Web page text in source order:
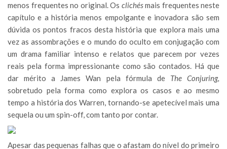
menos frequentes no original. Os clichésmais frequentes neste
capítulo e a história menos empolgante e inovadora são sem
dúvida os pontos fracos desta história que explora mais uma
vez as assombrações e o mundo do oculto em conjugação com
um drama familiar intenso e relatos que parecem por vezes
reais pela forma impressionante como são contados. Há que
dar mérito a James Wan pela fórmula de The Conjuring,
sobretudo pela forma como explora os casos e ao mesmo
tempo a história dos Warren, tornando-se apetecível mais uma
sequela ou um spin-off, com tanto por contar.
Apesar das pequenas falhas que o afastam do nível do primeiro